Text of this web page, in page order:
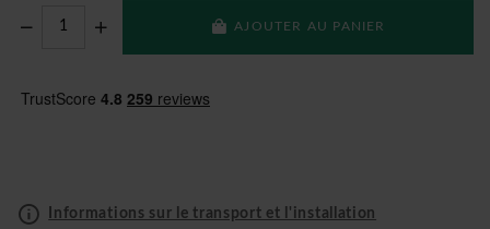
AJOUTER AU PANIER
Informations sur le transport et l'installation